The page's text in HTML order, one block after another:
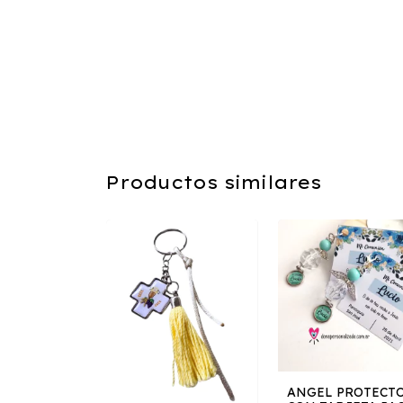
Productos similares
ANGEL